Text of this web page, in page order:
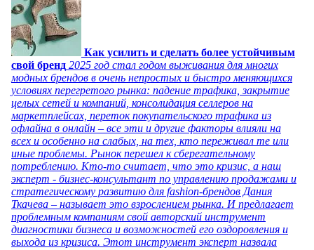
Как усилить и сделать более устойчивым
свой бренд 2025 год стал годом выживания для многих
модных брендов в очень непростых и быстро меняющихся
условиях перегретого рынка: падение трафика, закрытие
целых сетей и компаний, консолидация селлеров на
маркетплейсах, переток покупательского трафика из
офлайна в онлайн – все эти и другие факторы влияли на
всех и особенно на слабых, на тех, кто переживал те или
иные проблемы. Рынок перешел к сберегательному
потреблению. Кто-то считает, что это кризис, а наш
эксперт - бизнес-консультант по управлению продажами и
стратегическому развитию для fashion-брендов Дания
Ткачева – называет это взрослением рынка. И предлагает
проблемным компаниям свой авторский инструмент
диагностики бизнеса и возможностей его оздоровления и
выхода из кризиса. Этот инструмент эксперт назвала